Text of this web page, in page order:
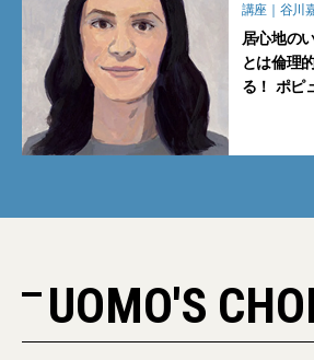
講座｜谷川
居心地の
とは倫理
る！ ポピ
UOMO'S